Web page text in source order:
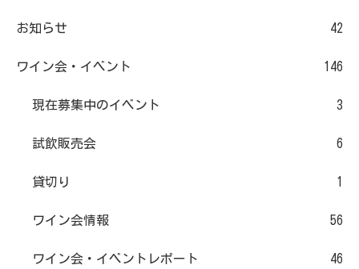
お知らせ 42
ワイン会・イベント 146
現在募集中のイベント 3
試飲販売会 6
貸切り 1
ワイン会情報 56
ワイン会・イベントレポート 46